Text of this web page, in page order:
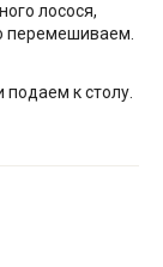
лосося,
перемешиваем.
подаем к столу.